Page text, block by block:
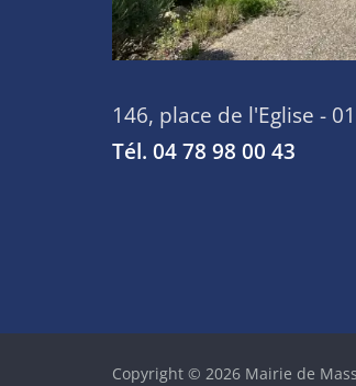
146, place de l'Eglise -
Tél. 04 78 98 00 43
Copyright © 2026 Mairie de